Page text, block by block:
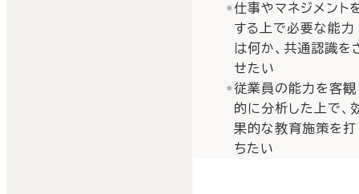
仕事やマネジメント
する上で必要な能力
は何か、共通認識を
せたい
従業員の能力を客観
的に分析した上で、
果的な教育施策を打
ちたい